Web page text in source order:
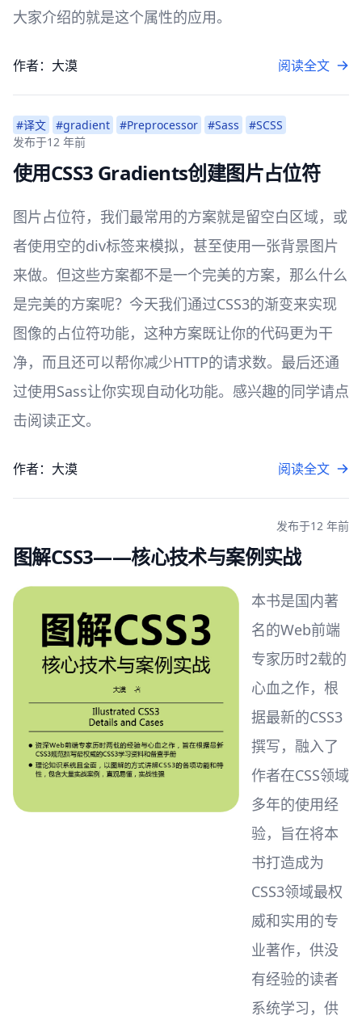
大家介绍的就是这个属性的应用。
作者：大漠 阅读全文
#译文 #gradient #Preprocessor #Sass
#SCSS
发布于12 年前
使用CSS3 Gradients创建图片占位符
图片占位符，我们最常用的方案就是留空白区域，或
者使用空的div标签来模拟，甚至使用一张背景图片
来做。但这些方案都不是一个完美的方案，那么什么
是完美的方案呢？今天我们通过CSS3的渐变来实现
图像的占位符功能，这种方案既让你的代码更为干
净，而且还可以帮你减少HTTP的请求数。最后还通
过使用Sass让你实现自动化功能。感兴趣的同学请点
击阅读正文。
作者：大漠 阅读全文
发布于12 年前
图解CSS3——核心技术与案例实战
本书是国内著
名的Web前端
专家历时2载的
心血之作，根
据最新的CSS3
撰写，融入了
作者在CSS领域
多年的使用经
验，旨在将本
书打造成为
CSS3领域最权
威和实用的专
业著作，供没
有经验的读者
系统学习，供